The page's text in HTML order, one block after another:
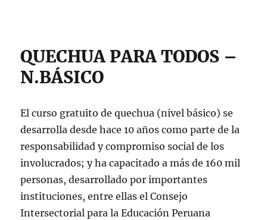
QUECHUA PARA TODOS –
N.BÁSICO
El curso gratuito de quechua (nivel básico) se
desarrolla desde hace 10 años como parte de la
responsabilidad y compromiso social de los
involucrados; y ha capacitado a más de 160 mil
personas, desarrollado por importantes
instituciones, entre ellas el Consejo
Intersectorial para la Educación Peruana